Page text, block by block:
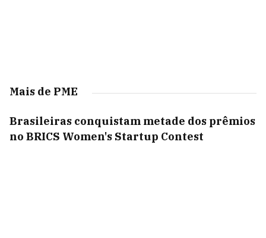
Mais de PME
Brasileiras conquistam metade dos prêmios
no BRICS Women's Startup Contest